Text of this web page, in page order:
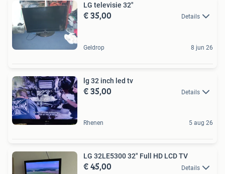
LG televisie 32"
€ 35,00 Details
Geldrop 8 jun 26
lg 32 inch led tv
€ 35,00 Details
Rhenen 5 aug 26
LG 32LE5300 32" Full HD LCD TV
€ 45,00 Details